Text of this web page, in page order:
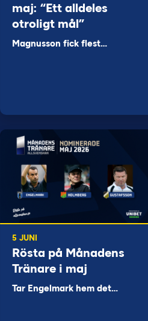
maj: “Ett alldeles
otroligt mål”
Magnusson fick flest…
5 JUNI
Rösta på Månadens
Tränare i maj
Tar Engelmark hem det…